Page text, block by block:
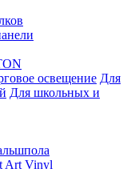
освещение Для
Для школьных и
Art Vinyl